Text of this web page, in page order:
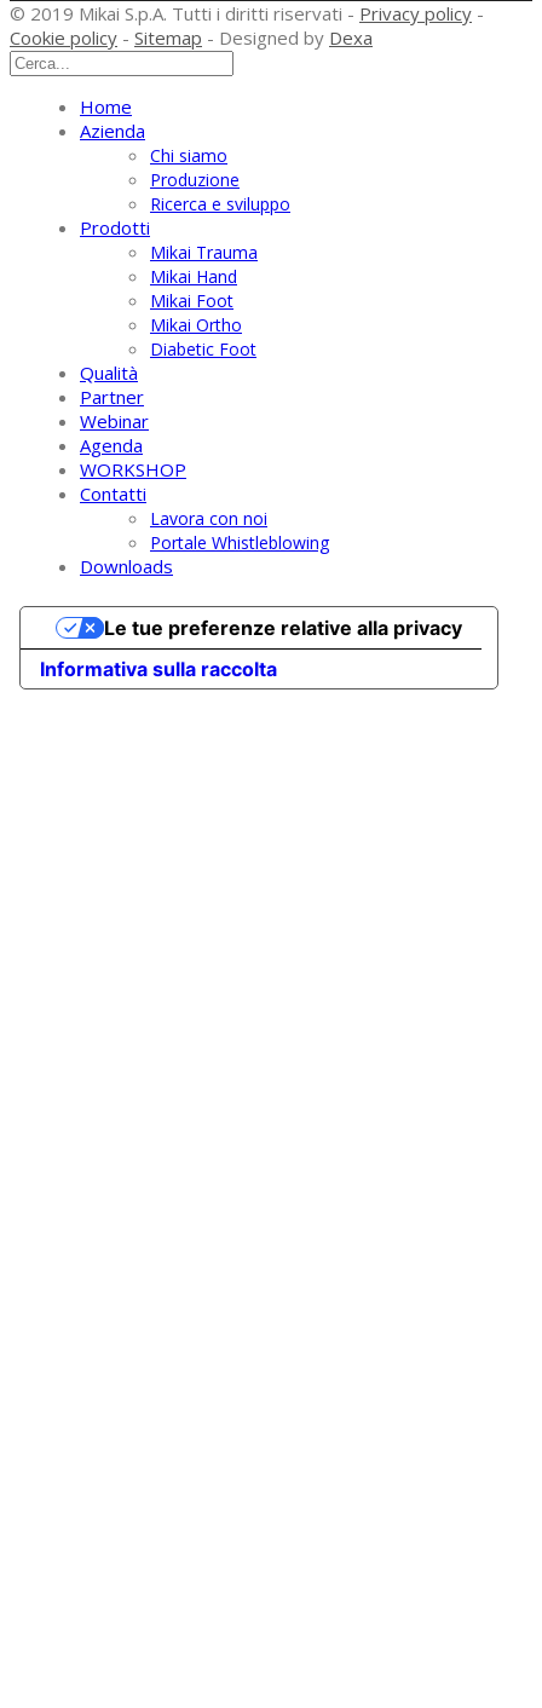
© 2019 Mikai S.p.A. Tutti i diritti riservati - Privacy policy -
Cookie policy - Sitemap - Designed by Dexa
Home
Azienda
Chi siamo
Produzione
Ricerca e sviluppo
Prodotti
Mikai Trauma
Mikai Hand
Mikai Foot
Mikai Ortho
Diabetic Foot
Qualità
Partner
Webinar
Agenda
WORKSHOP
Contatti
Lavora con noi
Portale Whistleblowing
Downloads
Informativa sulla raccolta
Le tue preferenze relative alla privacy